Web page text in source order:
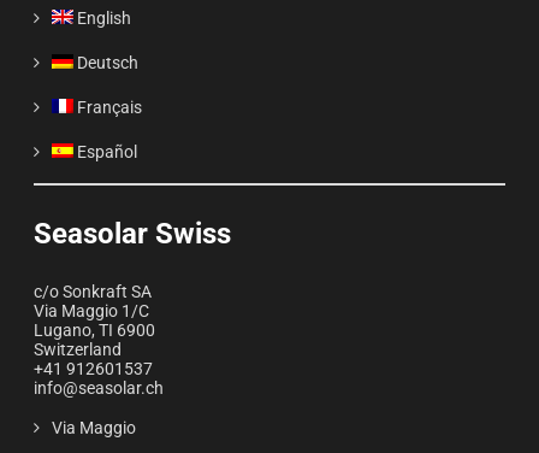
English
Deutsch
Français
Español
Seasolar Swiss
c/o Sonkraft SA
Via Maggio 1/C
Lugano,TI 6900
Switzerland
+41 912601537
info@seasolar.ch
Via Maggio